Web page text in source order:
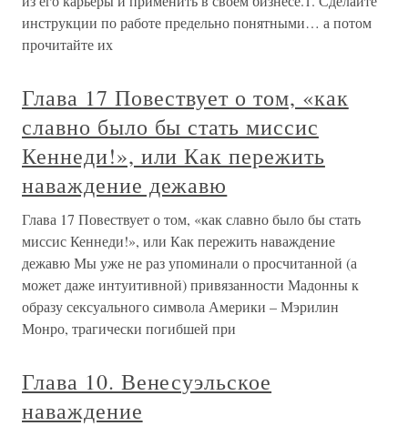
инструкции по работе предельно понятными… а потом
прочитайте их
Глава 17 Повествует о том, «как
славно было бы стать миссис
Кеннеди!», или Как пережить
наваждение дежавю
Глава 17 Повествует о том, «как славно было бы стать
миссис Кеннеди!», или Как пережить наваждение
дежавю Мы уже не раз упоминали о просчитанной (а
может даже интуитивной) привязанности Мадонны к
образу сексуального символа Америки – Мэрилин
Монро, трагически погибшей при
Глава 10. Венесуэльское
наваждение